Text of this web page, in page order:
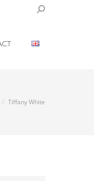
Search:
Tiffany White